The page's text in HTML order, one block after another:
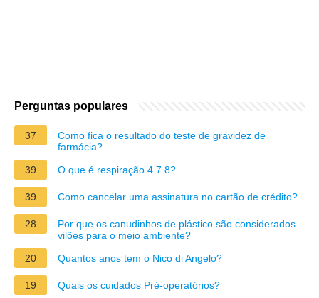
Perguntas populares
37
Como fica o resultado do teste de gravidez de
farmácia?
39
O que é respiração 4 7 8?
39 Como cancelar uma assinatura no cartão de crédito?
28
Por que os canudinhos de plástico são considerados
vilões para o meio ambiente?
20
Quantos anos tem o Nico di Angelo?
19 Quais os cuidados Pré-operatórios?